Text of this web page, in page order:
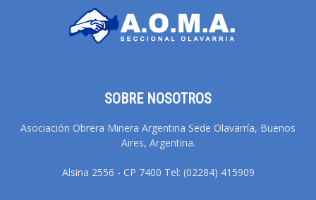
SOBRE NOSOTROS
Asociación Obrera Minera Argentina Sede Olavarría, Buenos
Aires, Argentina.
Alsina 2556 - CP 7400 Tel: (02284) 415909